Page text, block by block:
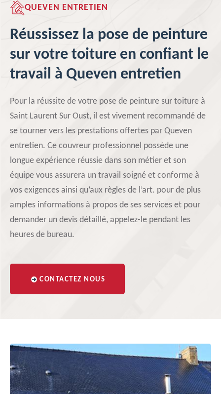
QUEVEN ENTRETIEN
Réussissez la pose de peinture
sur votre toiture en confiant le
travail à Queven entretien
Pour la réussite de votre pose de peinture sur toiture à
Saint Laurent Sur Oust, il est vivement recommandé de
se tourner vers les prestations offertes par Queven
entretien. Ce couvreur professionnel possède une
longue expérience réussie dans son métier et son
équipe vous assurera un travail soigné et conforme à
vos exigences ainsi qu’aux règles de l’art. pour de plus
amples informations à propos de ses services et pour
demander un devis détaillé, appelez-le pendant les
heures de bureau.
CONTACTEZ NOUS